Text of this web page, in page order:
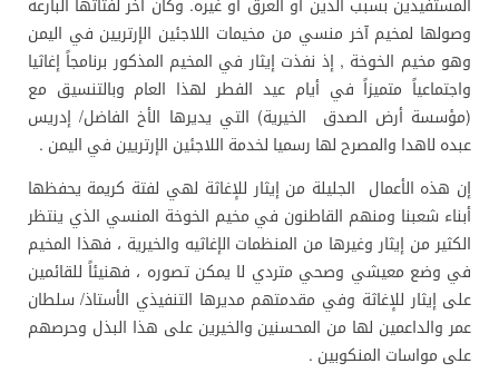
المستفيدين بسبب الدين أو العرق أو غيره. وكان آخر لفتاتها البارعة
وصولها لمخيم آخر منسي من مخيمات اللاجئين الإرتريين في اليمن
وهو مخيم الخوخة , إذ نفذت إيثار في المخيم المذكور برنامجاً إغاثيا
واجتماعياً متميزاً في أيام عيد الفطر لهذا العام وبالتنسيق مع
(مؤسسة أرض الصدق الخيرية) التي يديرها الأخ الفاضل/ إدريس
عبده لاهدا والمصرح لها رسميا لخدمة اللاجئين الإرتريين في اليمن .
إن هذه الأعمال الجليلة من إيثار للإغاثة لهي لفتة كريمة يحفظها
أبناء شعبنا ومنهم القاطنون في مخيم الخوخة المنسي الذي ينتظر
الكثير من إيثار وغيرها من المنظمات الإغاثيه والخيرية ، فهذا المخيم
في وضع معيشي وصحي متردي لا يمكن تصوره ، فهنيئاً للقائمين
على إيثار للإغاثة وفي مقدمتهم مديرها التنفيذي الأستاذ/ سلطان
عمر والداعمين لها من المحسنين والخيرين على هذا البذل وحرصهم
على مواسات المنكوبين .